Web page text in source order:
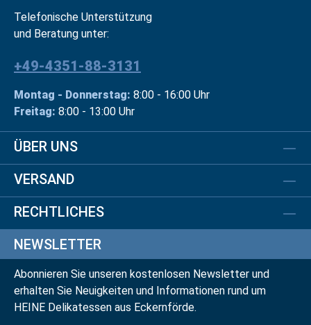
Telefonische Unterstützung
und Beratung unter:
+49-4351-88-3131
Montag - Donnerstag: 8:00 - 16:00 Uhr
Freitag: 8:00 - 13:00 Uhr
ÜBER UNS
VERSAND
RECHTLICHES
NEWSLETTER
Abonnieren Sie unseren kostenlosen Newsletter und
erhalten Sie Neuigkeiten und Informationen rund um
HEINE Delikatessen aus Eckernförde.